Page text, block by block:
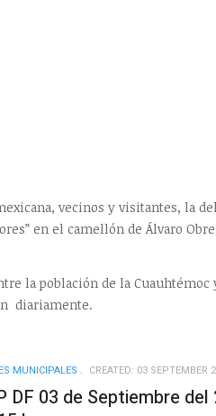
vecinos y visitantes, la
en el camellón de Álvaro
la población de la Cuauhtémoc
diariamente.
MUNICIPALES CREATED: 03 SEPTEMBER
DF 03 de Septiembre del